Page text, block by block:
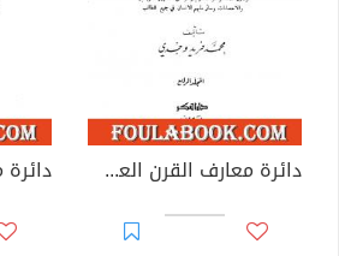
دائرة معارف القرن العشرين - المجلد الرابع